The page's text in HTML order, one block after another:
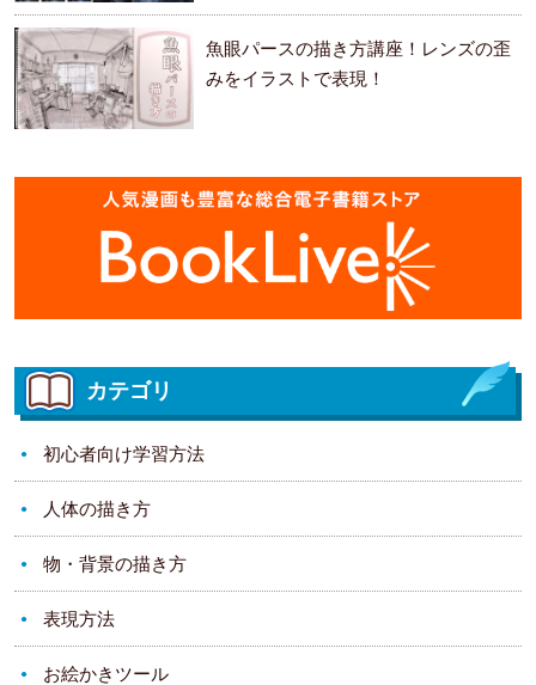
ます。
魚眼パースの描き方講座！レンズの歪
みをイラストで表現！
カテゴリ
初心者向け学習方法
人体の描き方
物・背景の描き方
表現方法
お絵かきツール